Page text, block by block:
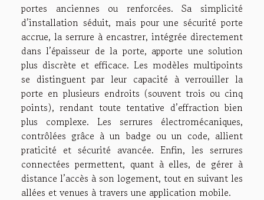
portes anciennes ou renforcées. Sa simplicité
d’installation séduit, mais pour une sécurité porte
accrue, la serrure à encastrer, intégrée directement
dans l’épaisseur de la porte, apporte une solution
plus discrète et efficace. Les modèles multipoints
se distinguent par leur capacité à verrouiller la
porte en plusieurs endroits (souvent trois ou cinq
points), rendant toute tentative d’effraction bien
plus complexe. Les serrures électromécaniques,
contrôlées grâce à un badge ou un code, allient
praticité et sécurité avancée. Enfin, les serrures
connectées permettent, quant à elles, de gérer à
distance l’accès à son logement, tout en suivant les
allées et venues à travers une application mobile.